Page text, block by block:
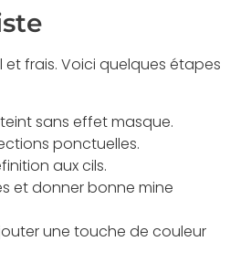
et frais. Voici quelques étapes
sans effet masque.
ponctuelles.
aux cils.
et donner bonne mine
une touche de couleur